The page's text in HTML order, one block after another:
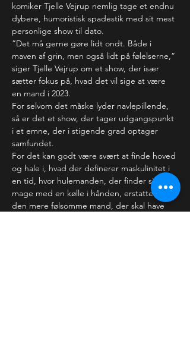
komiker Tjelle Vejrup nemlig tage et endnu
dybere, humoristisk spadestik med sit mest
personlige show til dato.
”Det må gerne gøre lidt ondt. Både i
maven af grin, men også lidt på følelserne,”
siger Tjelle Vejrup om et show, der især
sætter fokus på, hvad det vil sige at være
en mand i 2023.
For selvom det måske lyder navlepillende,
så er det et show, der tager udgangspunkt
i et emne, der i stigende grad optager
samfundet.
For det kan godt være svært at finde hoved
og hale i, hvad der definerer maskulinitet i
en tid, hvor hulemanden, der finder sin
mage med en kølle i hånden, erstattes af
den mere følsomme mand, der skal have